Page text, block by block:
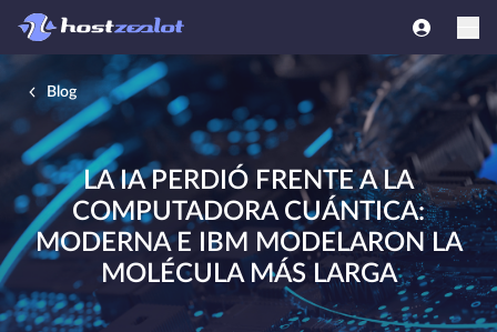
Blog
LA IA PERDIÓ FRENTE A LA
COMPUTADORA CUÁNTICA:
MODERNA E IBM MODELARON LA
MOLÉCULA MÁS LARGA